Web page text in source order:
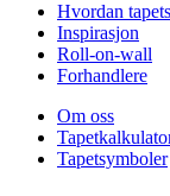
Hvordan
Inspirasjon
Roll-on-wall
Forhandlere
Om oss
Tapetsymboler